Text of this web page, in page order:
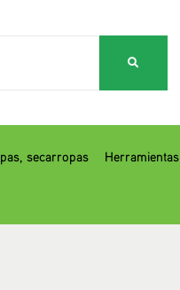
secarropas Herramientas